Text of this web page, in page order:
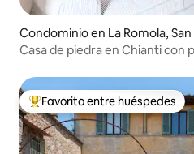
Condominio en La Romola, San
di Pesa
Casa de piedra en Chianti con
De los mejores en Favorito
Favorito entre huéspedes